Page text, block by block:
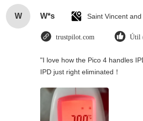
W W*s
trustpilot.com Útil
"I love how the Pico 4 handles
IPD just right eliminated！